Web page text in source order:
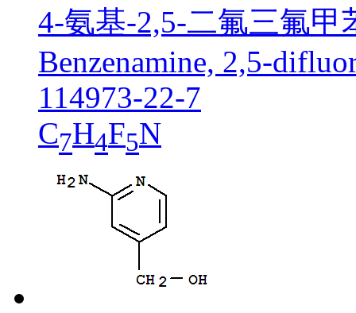
4-氨基-2,5-二氟三氟甲
Benzenamine, 2,5-
114973-22-7
C7H4F5N